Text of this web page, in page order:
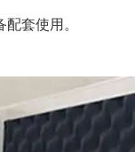
套使用。